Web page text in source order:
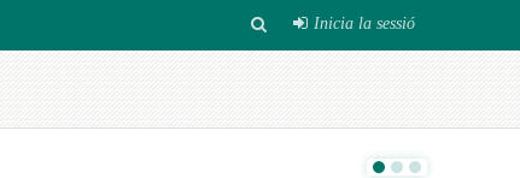
Inicia la sessió